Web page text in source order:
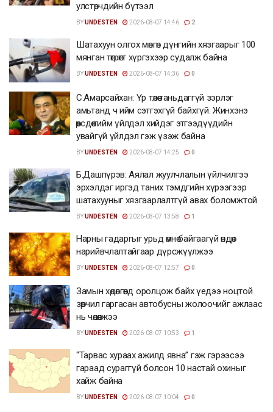
улстөрчдийн бүтээл
BYUNDESTEN 2026-08-07 14:46 2
Шатахуун олгох мөнгөн дүнгийн хязгаарыг 100
мянган төгрөгт хүргэхээр судалж байна
BYUNDESTEN 2026-08-07 14:36 0
С.Амарсайхан: Үр төлөө таньдаггүй зэрлэг
амьтанд ч ийм сэтгэхгүй байхгүй. Жинхэнэ
өөрсдөө тийм үйлдэл хийдэг этгээдүүдийн
увайгүй үйлдэл гэж үзэж байна
BYUNDESTEN 2026-08-07 14:25 0
Б.Дашпүрэв: Аялал жуулчлалын үйлчилгээ
эрхэлдэг иргэд таних тэмдгийн хүрээгээр
шатахууныг хязгаарлалтгүй авах боломжтой
BYUNDESTEN 2026-08-07 13:58 1
Нарны гадаргыг урьд өмнө байгаагүй өндөр
нарийвчлалтайгаар дүрсжүүлжээ
BYUNDESTEN 2026-08-07 12:57 0
Замын хөдөлгөөнд оролцож байх үедээ ноцтой
зөрчил гаргасан автобусны жолоочийг ажлаас
нь чөлөөлжээ
BYUNDESTEN 2026-08-07 10:53 1
“Тарвас хураах ажилд явна” гэж гэрээсээ
гараад сураггүй болсон 10 настай охиныг
хайж байна
BYUNDESTEN 2026-08-07 10:04 0